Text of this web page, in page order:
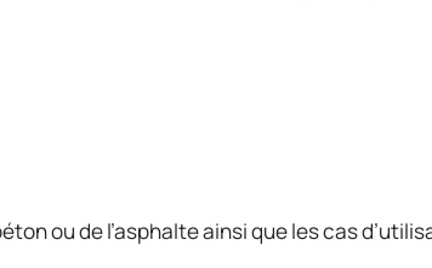
ou de l’asphalte ainsi que les cas